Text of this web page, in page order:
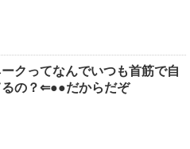
ークってなんでいつも首筋で自
の？⇐●●だからだぞ